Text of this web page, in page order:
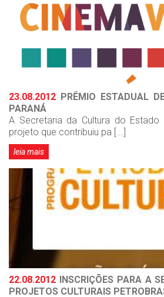
23.08.2012 PRÊMIO ESTADUAL
PARANÁ
A Secretaria da Cultura do
projeto que contribuiu pa [...]
leia mais
22.08.2012 INSCRIÇÕES PARA A
PROJETOS CULTURAIS